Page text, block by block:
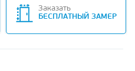
Заказать
БЕСПЛАТНЫЙ ЗАМЕР